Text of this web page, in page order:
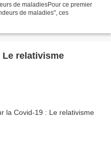
de maladiesPour ce premier
de maladies", ces
relativisme